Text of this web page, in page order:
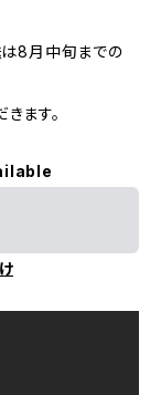
8月中旬までの
ます。